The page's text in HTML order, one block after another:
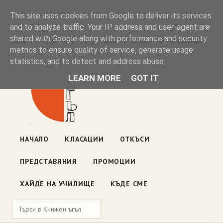
Книжен ъгъл
Блог на книжарницата — класации, откъси, нови книги
ул. „Оборище" 117, София· пон–пет 10:00–19:00 ·
НАЧАЛО КЛАСАЦИИ ОТКЪСИ
ПРЕДСТАВЯНИЯ ПРОМОЦИИ
ХАЙДЕ НА УЧИЛИЩЕ КЪДЕ СМЕ
This site uses cookies from Google to deliver its services
and to analyze traffic. Your IP address and user-agent are
shared with Google along with performance and security
metrics to ensure quality of service, generate usage
statistics, and to detect and address abuse.
LEARN MORE GOT IT